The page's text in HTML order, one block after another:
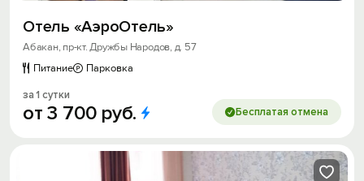
Отель «АэроОтель»
Абакан, пр-кт. Дружбы Народов, д. 57
Питание
Парковка
за 1 сутки
от3 700 руб. Бесплатая отмена